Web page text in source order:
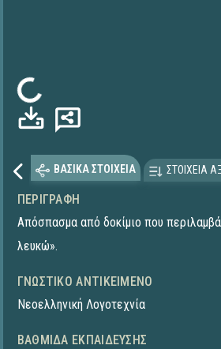
Φόρτωση...
ΒΑΣΙΚΑ ΣΤΟΙΧΕΙΑ ΣΤΟΙΧΕΙΑ
ΠΕΡΙΓΡΑΦΉ
Απόσπασμα από δοκίμιο που
λευκώ».
ΓΝΩΣΤΙΚΌ ΑΝΤΙΚΕΊΜΕΝΟ
Νεοελληνική Λογοτεχνία
ΒΑΘΜΊΔΑ ΕΚΠΑΊΔΕΥΣΗΣ